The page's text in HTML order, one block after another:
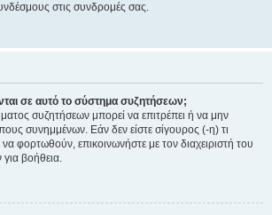
στις συνδρομές σας.
σε αυτό το σύστημα συζητήσεων;
συζητήσεων μπορεί να επιτρέπει ή να μην
συνημμένων. Εάν δεν είστε σίγουρος (-η) τι
φορτωθούν, επικοινωνήστε με τον διαχειριστή του
βοήθεια.